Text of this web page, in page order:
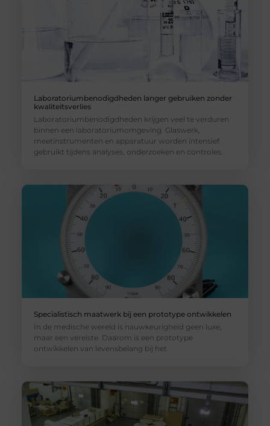
Laboratoriumbenodigdheden langer gebruiken zonder
kwaliteitsverlies
Laboratoriumbenodigdheden krijgen veel te verduren
binnen een laboratoriumomgeving. Glaswerk,
meetinstrumenten en apparatuur worden intensief
gebruikt tijdens analyses, onderzoeken en controles.
Specialistisch maatwerk bij een prototype ontwikkelen
In de medische wereld is nauwkeurigheid geen luxe,
maar een vereiste. Daarom is een prototype
ontwikkelen van levensbelang bij het